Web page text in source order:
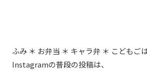
ふみ ＊ お弁当 ＊ キャラ弁 ＊ こどもご
Instagramの普段の投稿は、